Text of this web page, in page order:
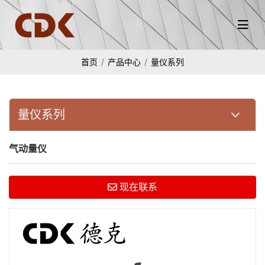
首页 产品中心 量仪系列
量仪系列
气动量仪
现在联系